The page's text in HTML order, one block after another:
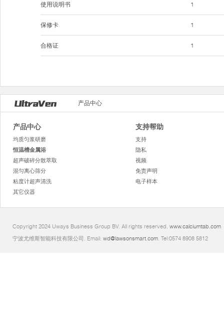
使用说明书
保修卡
合格证
1
1
1
产品中心
产品中心
均质匀浆研磨
恒温槽金属浴
超声破碎分散萃取
混匀离心筛分
粘度计超声清洗
其它仪器
支持帮助
支持
隐私
视频
免责声明
电子样本
Copyright 2024 Uways Business Group BV. All rights reserved. www.calciumtab.com
宁波尤维斯智能科技有限公司. Email: wd@lawsonsmart.com. Tel:0574 8908 5812